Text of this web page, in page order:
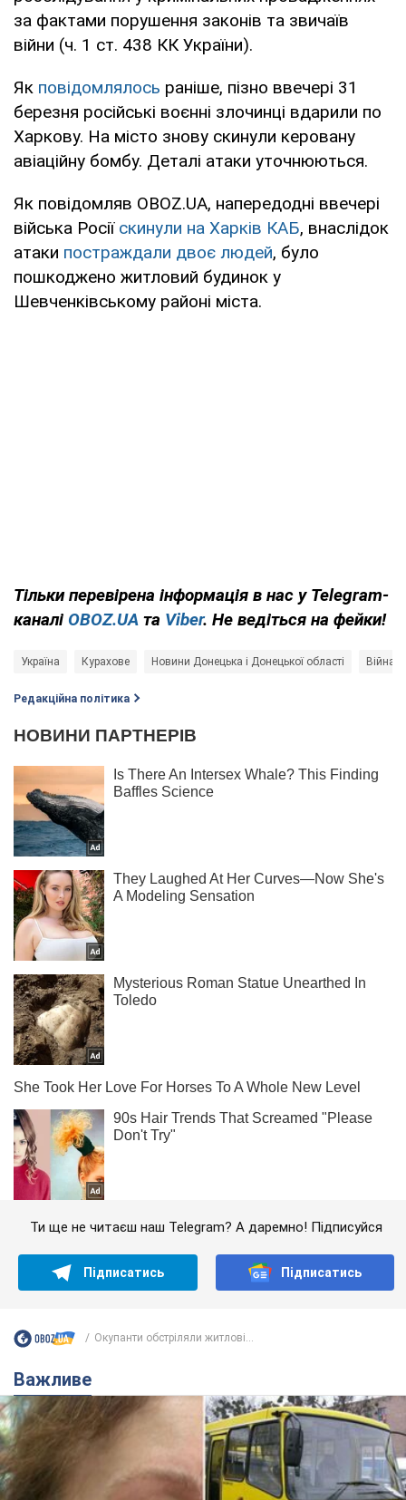
за фактами порушення законів та звичаїв
війни (ч. 1 ст. 438 КК України).
Як повідомлялось раніше, пізно ввечері 31
березня російські воєнні злочинці вдарили по
Харкову. На місто знову скинули керовану
авіаційну бомбу. Деталі атаки уточнюються.
Як повідомляв OBOZ.UA, напередодні ввечері
війська Росії скинули на Харків КАБ, внаслідок
атаки постраждали двоє людей, було
пошкоджено житловий будинок у
Шевченківському районі міста.
Тільки перевірена інформація в нас у Telegram-
каналі OBOZ.UA та Viber. Не ведіться на фейки!
Україна Курахове Новини Донецька і Донецької області Війна в
Редакційна політика
Ти ще не читаєш наш Telegram? А даремно! Підписуйся
Підписатись Підписатись
Окупанти обстріляли житлові...
Важливе